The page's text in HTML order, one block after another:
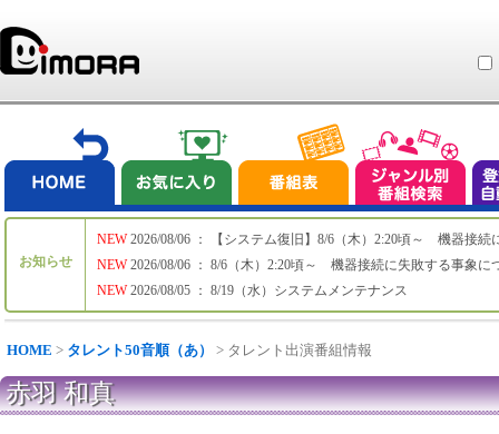
お知らせ
NEW
NEW
NEW
2026/08/06 ： 【システム復旧】8/6（木）2:20頃～ 機器接続
2026/08/06 ： 8/6（木）2:20頃～ 機器接続に失敗する事象に
2026/08/05 ： 8/19（水）システムメンテナンス
HOME > タレント50音順（あ） > タレント出演番組情報
赤羽 和真